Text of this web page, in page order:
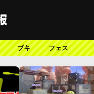
ブキ フェス